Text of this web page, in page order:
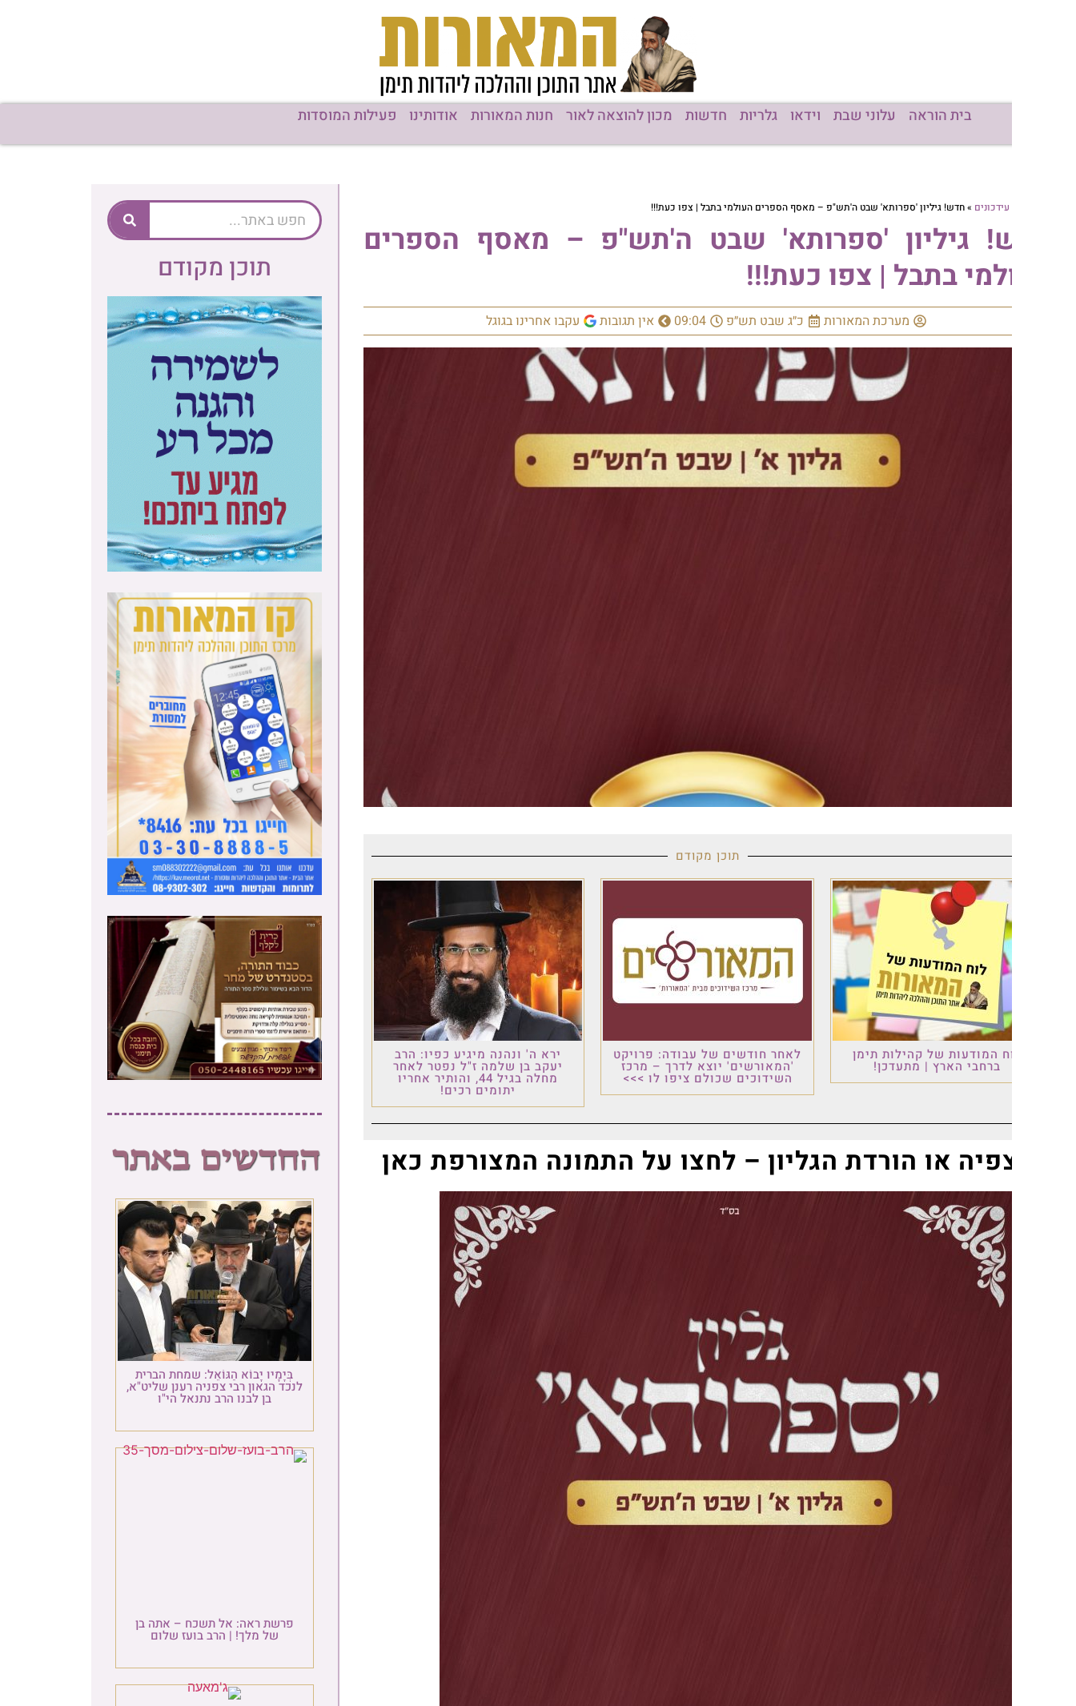
עלוני שבת וידאו גלריות חדשות מכון להוצאה לאור חנות המאורות אודותינו פעילות המוסדות
חדש! גיליון 'ספרותא' שבט ה'תש"פ – מאסף הספרים העולמי בתבל | צפו כעת!!!
גיליון 'ספרותא' שבט ה'תש"פ – מאסף הספרים
בתבל | צפו כעת!!!
מערכת המאורות כ״ג שבט תש״פ 09:04 אין תגובות עקבו אחרינו בגוגל
תוכן מקודם
המודעות של קהילות תימן
ברחבי הארץ | מתעדכן!
לאחר חודשים של עבודה: פרויקט
'המאורשים' יוצא לדרך – מרכז
השידוכים שכולם ציפו לו >>>
ירא ה' ונהנה מיגיע כפיו: הרב
יעקב בן שלמה ז"ל נפטר לאחר
מחלה בגיל 44, והותיר אחריו
יתומים רכים!
או הורדת הגליון – לחצו על התמונה המצורפת כאן
תוכן מקודם
בְּיָמָיו יָבוֹא הַגּוֹאֵל: שמחת הברית
לנכד הגאון רבי צפניה רענן שליט"א,
בן לבנו הרב נתנאל הי"ו
פרשת ראה: אל תשכח – אתה בן
של מלך! | הרב בועז שלום